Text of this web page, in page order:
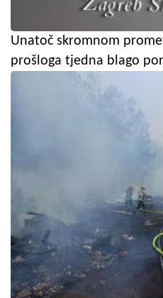
Unatoč skromnom
prošloga tjedna blago